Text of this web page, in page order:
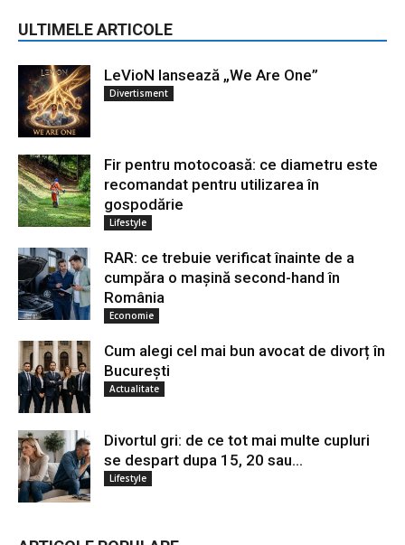
ULTIMELE ARTICOLE
LeVioN lansează „We Are One”
Divertisment
Fir pentru motocoasă: ce diametru este
recomandat pentru utilizarea în
gospodărie
Lifestyle
RAR: ce trebuie verificat înainte de a
cumpăra o mașină second-hand în
România
Economie
Cum alegi cel mai bun avocat de divorț în
București
Actualitate
Divortul gri: de ce tot mai multe cupluri
se despart dupa 15, 20 sau...
Lifestyle